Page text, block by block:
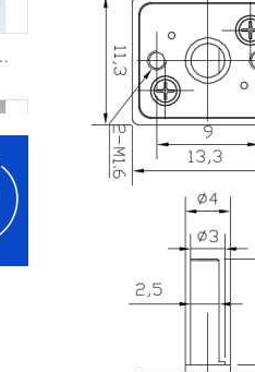
减速电机的市场前景展望